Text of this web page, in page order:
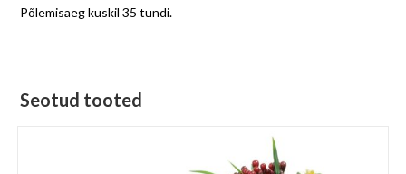
Põlemisaeg kuskil 35 tundi.
Seotud tooted